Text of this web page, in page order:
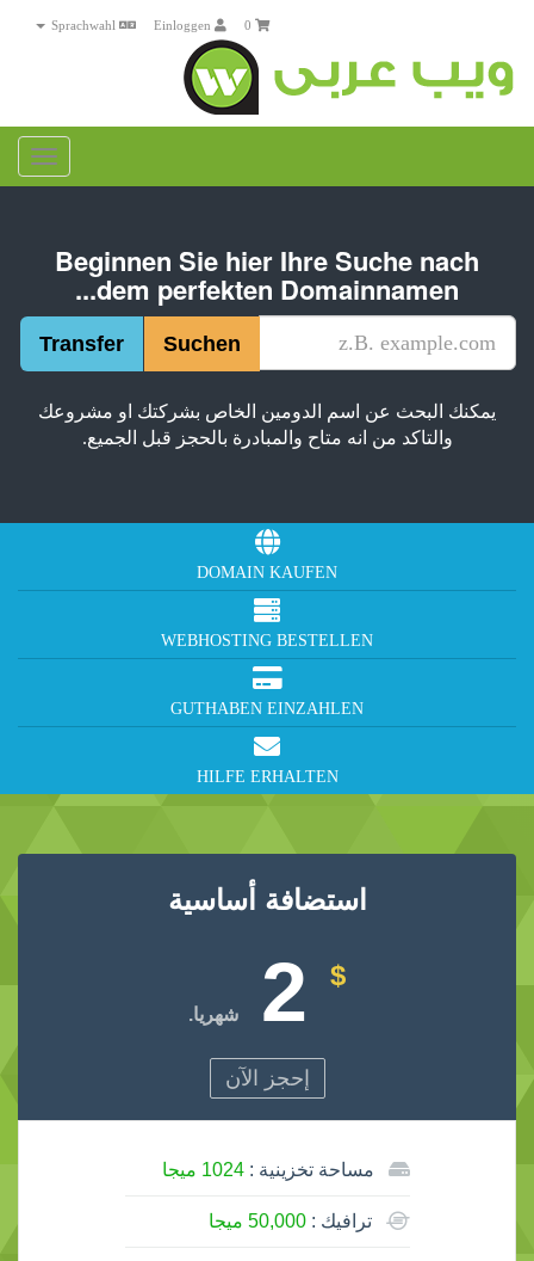
0
Beginnen Sie hier Ihre Suche nach
dem perfekten Domainnamen...
يمكنك البحث عن اسم الدومين الخاص بشركتك او مشروعك
والتاكد من انه متاح والمبادرة بالحجز قبل الجميع.
DOMAIN KAUFEN
WEBHOSTING BESTELLEN
GUTHABEN EINZAHLEN
HILFE ERHALTEN
استضافة أساسية
$
شهريا.
إحجز الآن
مساحة تخزينية :1024 ميجا
ترافيك :50,000 ميجا